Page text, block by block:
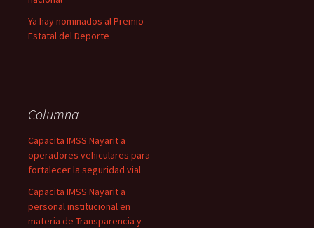
Ya hay nominados al Premio
Estatal del Deporte
Columna
Capacita IMSS Nayarit a
operadores vehiculares para
fortalecer la seguridad vial
Capacita IMSS Nayarit a
personal institucional en
materia de Transparencia y